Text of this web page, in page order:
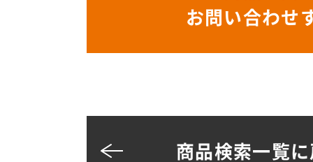
お問い合わせ
商品検索一覧